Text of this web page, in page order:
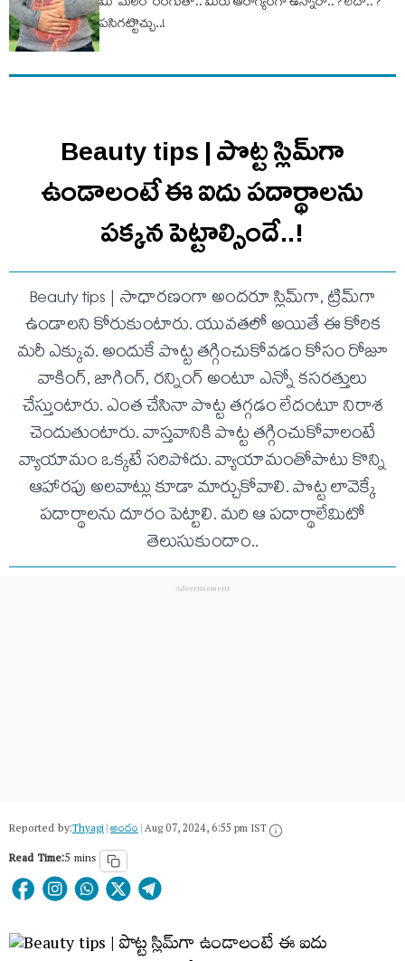
ప‌సిగ‌ట్టొచ్చు..!
Beauty tips | పొట్ట స్లిమ్‌గా
ఉండాలంటే ఈ ఐదు పదార్థాలను
పక్కన పెట్టాల్సిందే..!
Beauty tips | సాధార‌ణంగా అందరూ స్లిమ్‌గా, ట్రిమ్‌గా
ఉండాల‌ని కోరుకుంటారు. యువ‌త‌లో అయితే ఈ కోరిక
మ‌రీ ఎక్కువ‌. అందుకే పొట్ట త‌గ్గించుకోవ‌డం కోసం రోజూ
వాకింగ్‌, జాగింగ్‌, ర‌న్నింగ్ అంటూ ఎన్నో క‌స‌ర‌త్తులు
చేస్తుంటారు. ఎంత చేసినా పొట్ట త‌గ్గడం లేదంటూ నిరాశ
చెందుతుంటారు. వాస్తవానికి పొట్ట త‌గ్గించుకోవాలంటే
వ్యాయామం ఒక్కటే స‌రిపోదు. వ్యాయామంతోపాటు కొన్ని
ఆహార‌పు అల‌వాట్లు కూడా మార్చుకోవాలి. పొట్ట లావెక్కే
పదార్థాలను దూరం పెట్టాలి. మరి ఆ పదార్థాలేమిటో
తెలుసుకుందాం..
Reported by:Thyagi|అందం|Aug 07, 2024, 6:55 pm IST
Read Time:5 mins